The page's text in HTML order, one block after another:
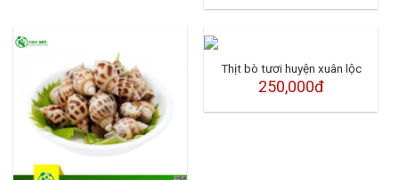
Thịt bò tươi huyện xuân lộc
250,000đ